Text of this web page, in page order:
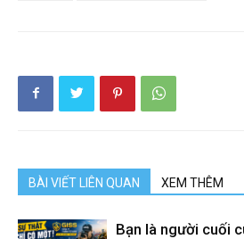
BÀI VIẾT LIÊN QUAN XEM THÊM
Bạn là người cuối